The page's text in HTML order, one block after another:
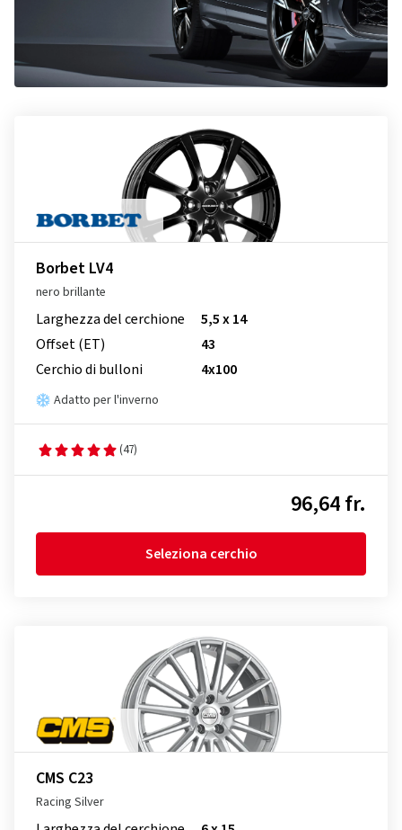
Borbet LV4
nero brillante
Larghezza del cerchione
5,5 x 14
Offset (ET)
43
Cerchio di bulloni
4x100
Adatto per l'inverno
(47)
96,64 fr.
Seleziona cerchio
CMS C23
Racing Silver